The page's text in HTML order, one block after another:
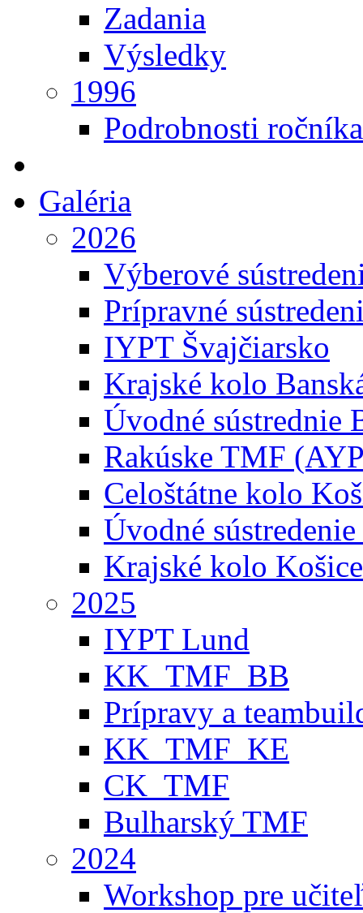
Zadania
Výsledky
1996
Podrobnosti ročníka
Galéria
2026
Výberové
Prípravné
IYPT Švajčiarsko
Krajské kolo
Úvodné sústrednie
Rakúske TMF
Celoštátne kolo
Úvodné
Krajské kolo Košice
2025
IYPT Lund
KK_TMF_BB
Prípravy a
KK_TMF_KE
CK_TMF
Bulharský TMF
2024
Workshop pre